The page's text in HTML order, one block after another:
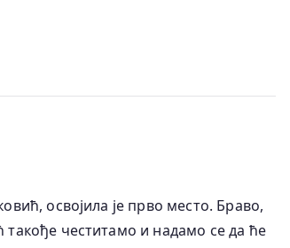
освојила је прво место. Браво,
честитамо и надамо се да ће